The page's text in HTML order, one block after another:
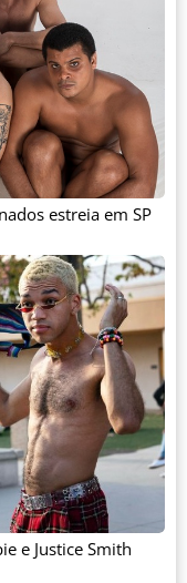
estreia em SP
e Justice Smith